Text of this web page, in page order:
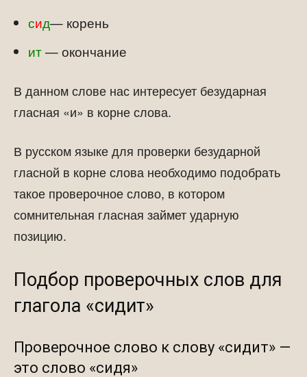
сид— корень
ит— окончание
В данном слове нас интересует безударная
гласная «и» в корне слова.
В русском языке для проверки безударной
гласной в корне слова необходимо подобрать
такое проверочное слово, в котором
сомнительная гласная займет ударную
позицию.
Подбор проверочных слов для
глагола «сидит»
Проверочное слово к слову «сидит» —
это слово «сидя»